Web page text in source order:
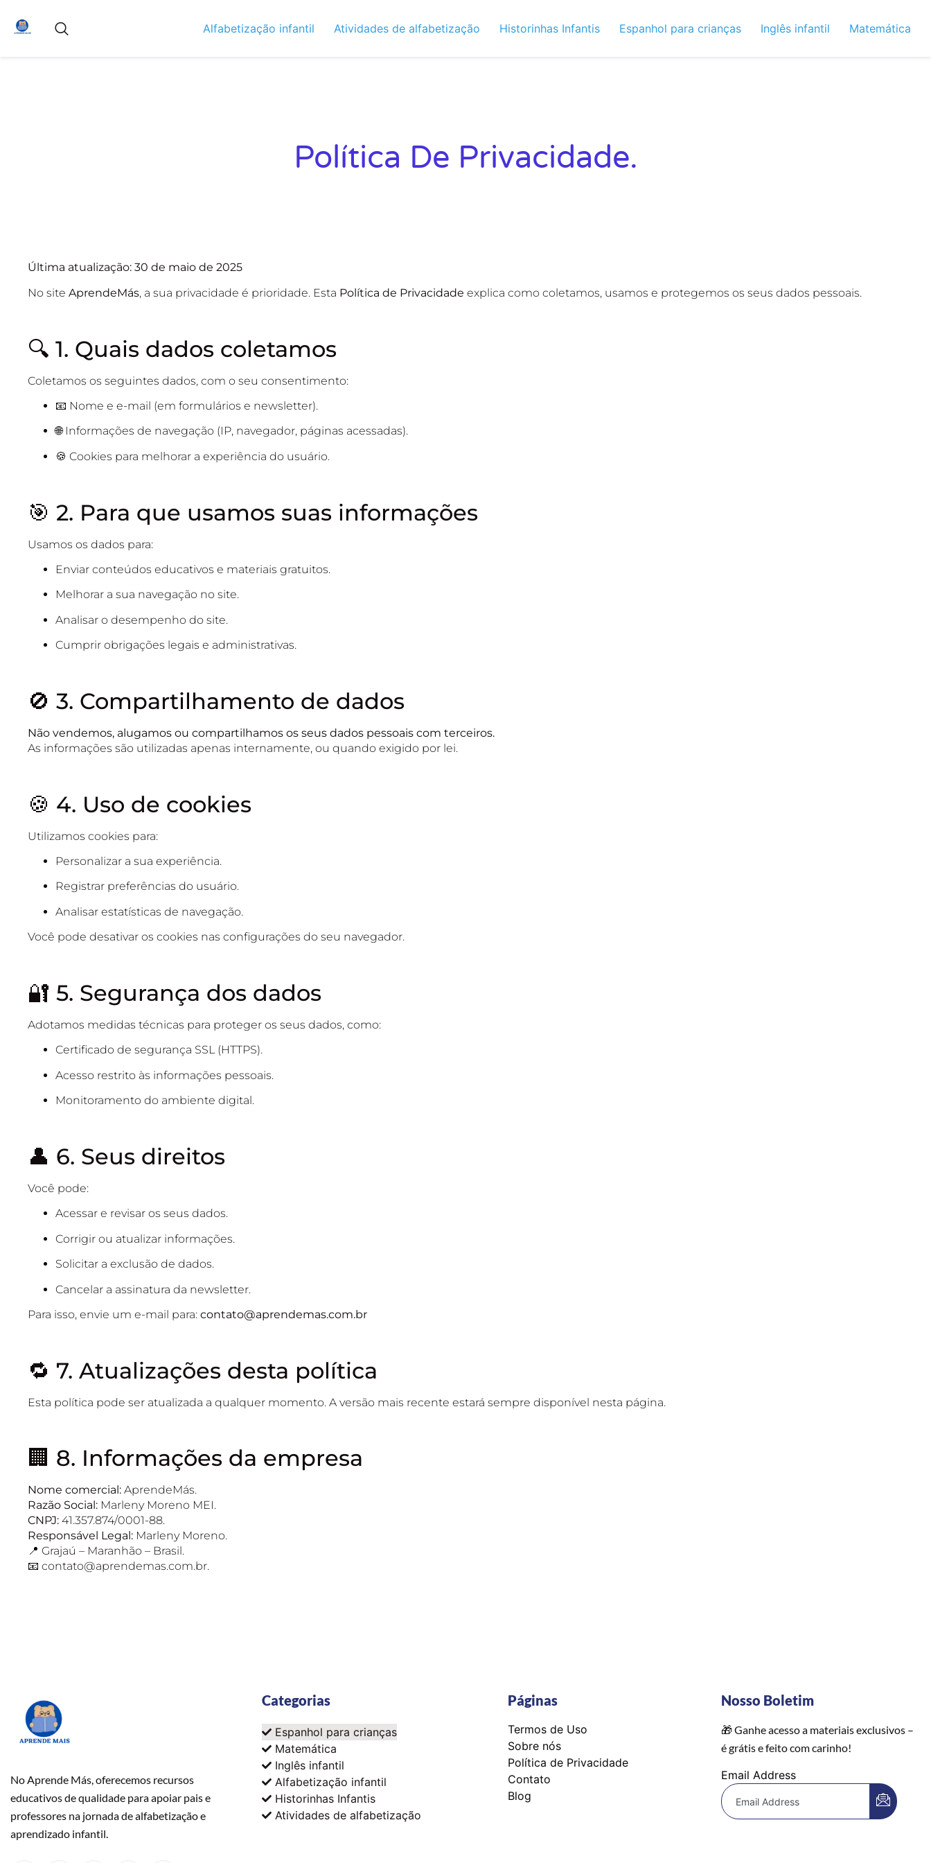
Alfabetização infantil Atividades de alfabetização Historinhas Infantis Espanhol para crianças Inglês infantil Matemática
Política De Privacidade.
Última atualização: 30 de maio de 2025
No site AprendeMás, a sua privacidade é prioridade. Esta Política de Privacidade explica como coletamos, usamos e protegemos os seus dados pessoais.
🔍 1. Quais dados coletamos
Coletamos os seguintes dados, com o seu consentimento:
📧 Nome e e-mail (em formulários e newsletter).
🌐 Informações de navegação (IP, navegador, páginas acessadas).
🍪 Cookies para melhorar a experiência do usuário.
🎯 2. Para que usamos suas informações
Usamos os dados para:
Enviar conteúdos educativos e materiais gratuitos.
Melhorar a sua navegação no site.
Analisar o desempenho do site.
Cumprir obrigações legais e administrativas.
🚫 3. Compartilhamento de dados
Não vendemos, alugamos ou compartilhamos os seus dados pessoais com terceiros.
As informações são utilizadas apenas internamente, ou quando exigido por lei.
🍪 4. Uso de cookies
Utilizamos cookies para:
Personalizar a sua experiência.
Registrar preferências do usuário.
Analisar estatísticas de navegação.
Você pode desativar os cookies nas configurações do seu navegador.
🔐 5. Segurança dos dados
Adotamos medidas técnicas para proteger os seus dados, como:
Certificado de segurança SSL (HTTPS).
Acesso restrito às informações pessoais.
Monitoramento do ambiente digital.
👤 6. Seus direitos
Você pode:
Acessar e revisar os seus dados.
Corrigir ou atualizar informações.
Solicitar a exclusão de dados.
Cancelar a assinatura da newsletter.
Para isso, envie um e-mail para: contato@aprendemas.com.br
🔁 7. Atualizações desta política
Esta política pode ser atualizada a qualquer momento. A versão mais recente estará sempre disponível nesta página.
🏢 8. Informações da empresa
Nome comercial: AprendeMás.
Razão Social: Marleny Moreno MEI.
CNPJ: 41.357.874/0001-88.
Responsável Legal: Marleny Moreno.
📍 Grajaú – Maranhão – Brasil.
📧 contato@aprendemas.com.br.
No Aprende Más, oferecemos recursos
educativos de qualidade para apoiar pais e
professores na jornada de alfabetização e
aprendizado infantil.
Categorias
Espanhol para crianças
Matemática
Inglês infantil
Alfabetização infantil
Historinhas Infantis
Atividades de alfabetização
Páginas
Termos de Uso
Sobre nós
Política de Privacidade
Contato
Blog
Nosso Boletim
🎁 Ganhe acesso a materiais exclusivos –
é grátis e feito com carinho!
Email Address